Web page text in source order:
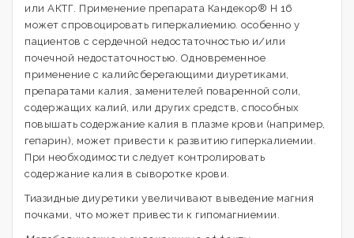
или АКТГ. Применение препарата Кандекор® Н 16
может спровоцировать гиперкалиемию. особенно у
пациентов с сердечной недостаточностью и/или
почечной недостаточностью. Одновременное
применение с калийсберегающими диуретиками,
препаратами калия, заменителей поваренной соли,
содержащих калий, или других средств, способных
повышать содержание калия в плазме крови (например,
гепарин), может привести к развитию гиперкалиемии.
При необходимости следует контролировать
содержание калия в сыворотке крови.
Тиазидные диуретики увеличивают выведение магния
почками, что может привести к гипомагниемии.